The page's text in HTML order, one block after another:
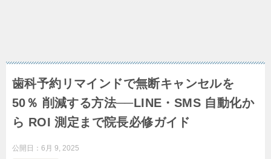
歯科予約リマインドで無断キャンセルを
50％ 削減する方法──LINE・SMS 自動化か
ら ROI 測定まで院長必修ガイド
公開日： 6月 9, 2025